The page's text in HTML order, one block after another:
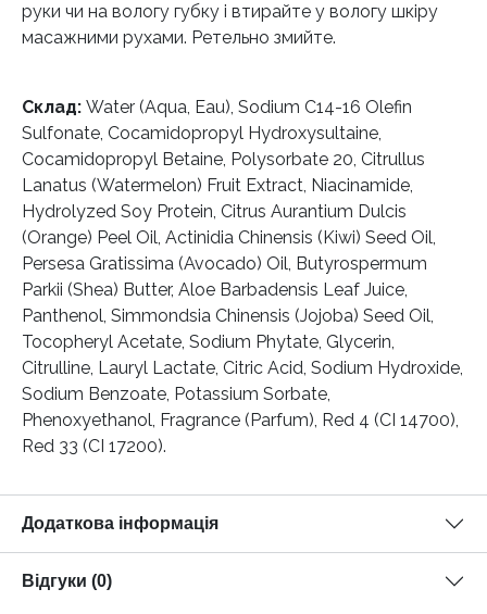
руки чи на вологу губку і втирайте у вологу шкіру
масажними рухами. Ретельно змийте.
Склад: Water (Aqua, Eau), Sodium C14-16 Olefin
Sulfonate, Cocamidopropyl Hydroxysultaine,
Cocamidopropyl Betaine, Polysorbate 20, Citrullus
Lanatus (Watermelon) Fruit Extract, Niacinamide,
Hydrolyzed Soy Protein, Citrus Aurantium Dulcis
(Orange) Peel Oil, Actinidia Chinensis (Kiwi) Seed Oil,
Persesa Gratissima (Avocado) Oil, Butyrospermum
Parkii (Shea) Butter, Aloe Barbadensis Leaf Juice,
Panthenol, Simmondsia Chinensis (Jojoba) Seed Oil,
Tocopheryl Acetate, Sodium Phytate, Glycerin,
Citrulline, Lauryl Lactate, Citric Acid, Sodium Hydroxide,
Sodium Benzoate, Potassium Sorbate,
Phenoxyethanol, Fragrance (Parfum), Red 4 (CI 14700),
Red 33 (CI 17200).
Додаткова інформація
Відгуки (0)